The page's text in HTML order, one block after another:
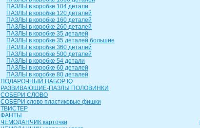
ПАЗЛЫ в коробке 104 детали
ПАЗЛЫ в коробке 120 деталей
ПАЗЛЫ в коробке 160 деталей
ПАЗЛЫ в коробке 260 деталей
ПАЗЛЫ в коробке 35 деталей
ПАЗЛЫ в коробке 35 деталей большие
ПАЗЛЫ в коробке 360 деталей
ПАЗЛЫ в коробке 500 деталей
ПАЗЛЫ в коробке 54 детали
ПАЗЛЫ в коробке 60 деталей
ПАЗЛЫ в коробке 80 деталей
ПОДАРОЧНЫЙ НАБОР IQ
РАЗВИВАЮЩИЕ-ПАЗЛЫ ПОЛОВИНКИ
СОБЕРИ СЛОВО
СОБЕРИ слово пластиковые фишки
ТВИСТЕР
ФАНТЫ
ЧЕМОДАНЧИК карточки